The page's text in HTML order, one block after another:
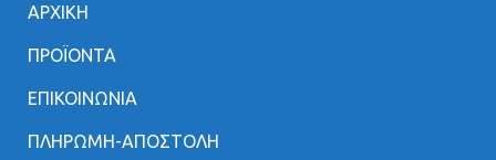
ΑΡΧΙΚΗ
ΠΡΟΪΟΝΤΑ
ΕΠΙΚΟΙΝΩΝΙΑ
ΠΛΗΡΩΜΗ-ΑΠΟΣΤΟΛΗ